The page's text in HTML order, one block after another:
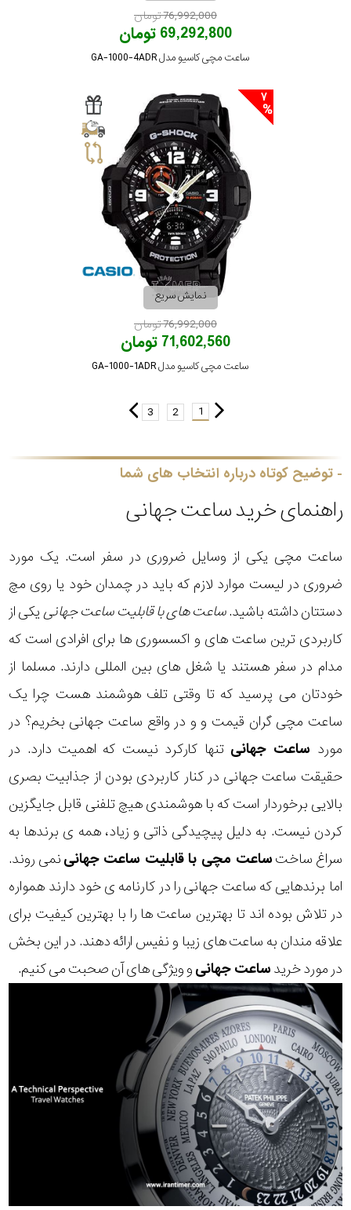
76,992,000 تومان
69,292,800 تومان
ساعت مچی کاسیو مدل GA-1000-4ADR
نمایش سریع
76,992,000 تومان
71,602,560 تومان
ساعت مچی کاسیو مدل GA-1000-1ADR
1
2
3
توضیح کوتاه درباره انتخاب های شما
راهنمای خرید ساعت جهانی
ساعت مچی یکی از وسایل ضروری در سفر است. یک مورد
ضروری در لیست موارد لازم که باید در چمدان خود یا روی مچ
دستتان داشته باشید.ساعت های با قابلیت ساعت جهانییکی از
کاربردی ترین ساعت های و اکسسوری ها برای افرادی است که
مدام در سفر هستند یا شغل های بین المللی دارند. مسلما از
خودتان می پرسید که تا وقتی تلف هوشمند هست چرا یک
ساعت مچی گران قیمت و و در واقع ساعت جهانی بخریم؟ در
مورد ساعت جهانی تنها کارکرد نیست که اهمیت دارد. در
حقیقت ساعت جهانی در کنار کاربردی بودن از جذابیت بصری
بالایی برخوردار است که با هوشمندی هیچ تلفنی قابل جایگزین
کردن نیست. به دلیل پیچیدگی ذاتی و زیاد، همه ی برندها به
سراغ ساختساعت مچی با قابلیت ساعت جهانینمی روند.
اما برندهایی که ساعت جهانی را در کارنامه ی خود دارند همواره
در تلاش بوده اند تا بهترین ساعت ها را با بهترین کیفیت برای
علاقه مندان به ساعت های زیبا و نفیس ارائه دهند. در این بخش
در مورد خریدساعت جهانیو ویژگی های آن صحبت می کنیم.